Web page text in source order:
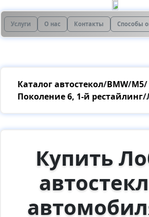
Услуги О нас Контакты Способы
Каталог автостекол/BMW/M5/
Поколение 6, 1-й рестайлинг/
Купить